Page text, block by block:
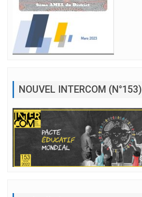
NOUVEL INTERCOM (N°153)